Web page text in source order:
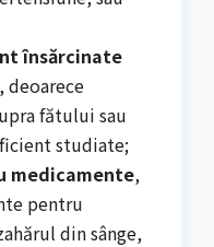
însărcinate
, deoarece
fătului sau
studiate;
medicamente,
pentru
din sânge,